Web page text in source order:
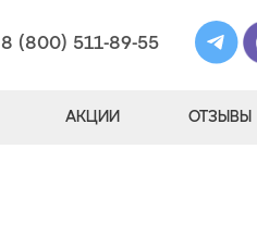
8 (800) 511-89-55
АКЦИИ ОТЗЫВЫ